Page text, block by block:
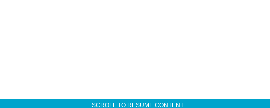
SCROLL TO RESUME CONTENT